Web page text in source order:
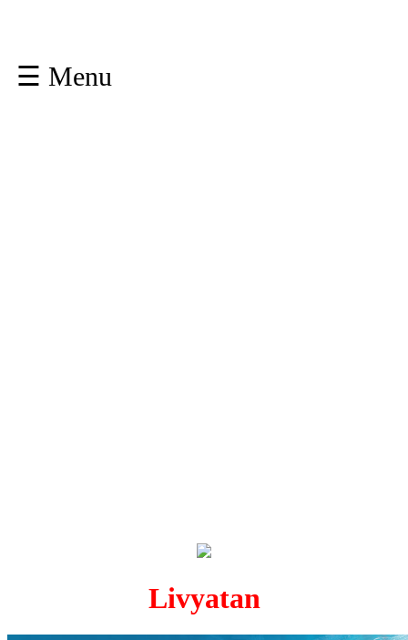
☰ Menu
Livyatan